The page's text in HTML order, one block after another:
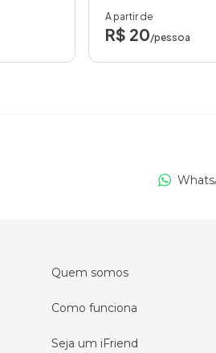
A partir de
R$ 20/pessoa
Quem somos
Como funciona
Seja um iFriend